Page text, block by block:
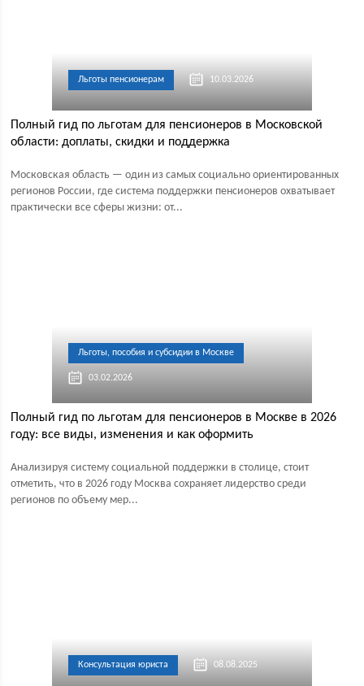
Льготы пенсионерам 10.03.2026
Полный гид по льготам для пенсионеров в Московской
области: доплаты, скидки и поддержка
Московская область — один из самых социально ориентированных
регионов России, где система поддержки пенсионеров охватывает
практически все сферы жизни: от...
Льготы, пособия и субсидии в Москве
03.02.2026
Полный гид по льготам для пенсионеров в Москве в 2026
году: все виды, изменения и как оформить
Анализируя систему социальной поддержки в столице, стоит
отметить, что в 2026 году Москва сохраняет лидерство среди
регионов по объему мер...
Консультация юриста 08.08.2025